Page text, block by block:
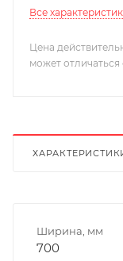
Все
Цена
может отличаться
Ширина, мм
700